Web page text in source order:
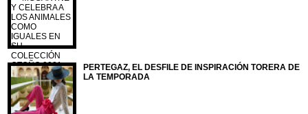
PERTEGAZ, EL DESFILE DE INSPIRACIÓN TORERA DE
LA TEMPORADA